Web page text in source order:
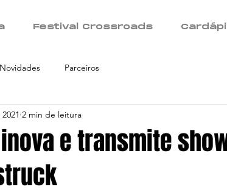
Festival Crossroads
Novidades Parceiros
e transmite
2 min de leitura